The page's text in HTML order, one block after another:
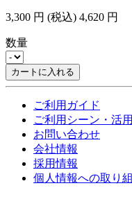
3,300 円 (税込) 4,620 円
数量
カートに入れる
ご利用ガイド
ご利用シーン・活
お問い合わせ
会社情報
採用情報
個人情報への取り